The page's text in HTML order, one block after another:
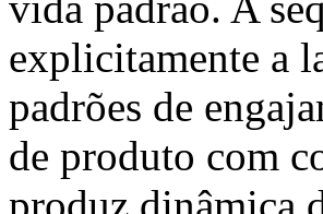
explicitamente a
padrões de
de produto com
produz dinâmica